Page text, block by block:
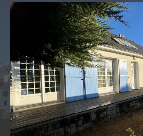
Type
Type de bien
Budget
Budget
Surface
Surface